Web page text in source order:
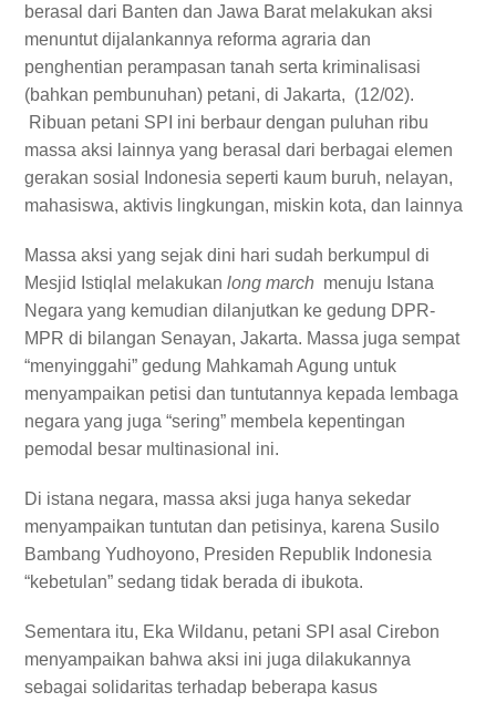
berasal dari Banten dan Jawa Barat melakukan aksi
menuntut dijalankannya reforma agraria dan
penghentian perampasan tanah serta kriminalisasi
(bahkan pembunuhan) petani, di Jakarta, (12/02).
Ribuan petani SPI ini berbaur dengan puluhan ribu
massa aksi lainnya yang berasal dari berbagai elemen
gerakan sosial Indonesia seperti kaum buruh, nelayan,
mahasiswa, aktivis lingkungan, miskin kota, dan lainnya
Massa aksi yang sejak dini hari sudah berkumpul di
Mesjid Istiqlal melakukanlong march menuju Istana
Negara yang kemudian dilanjutkan ke gedung DPR-
MPR di bilangan Senayan, Jakarta. Massa juga sempat
“menyinggahi” gedung Mahkamah Agung untuk
menyampaikan petisi dan tuntutannya kepada lembaga
negara yang juga “sering” membela kepentingan
pemodal besar multinasional ini.
Di istana negara, massa aksi juga hanya sekedar
menyampaikan tuntutan dan petisinya, karena Susilo
Bambang Yudhoyono, Presiden Republik Indonesia
“kebetulan” sedang tidak berada di ibukota.
Sementara itu, Eka Wildanu, petani SPI asal Cirebon
menyampaikan bahwa aksi ini juga dilakukannya
sebagai solidaritas terhadap beberapa kasus